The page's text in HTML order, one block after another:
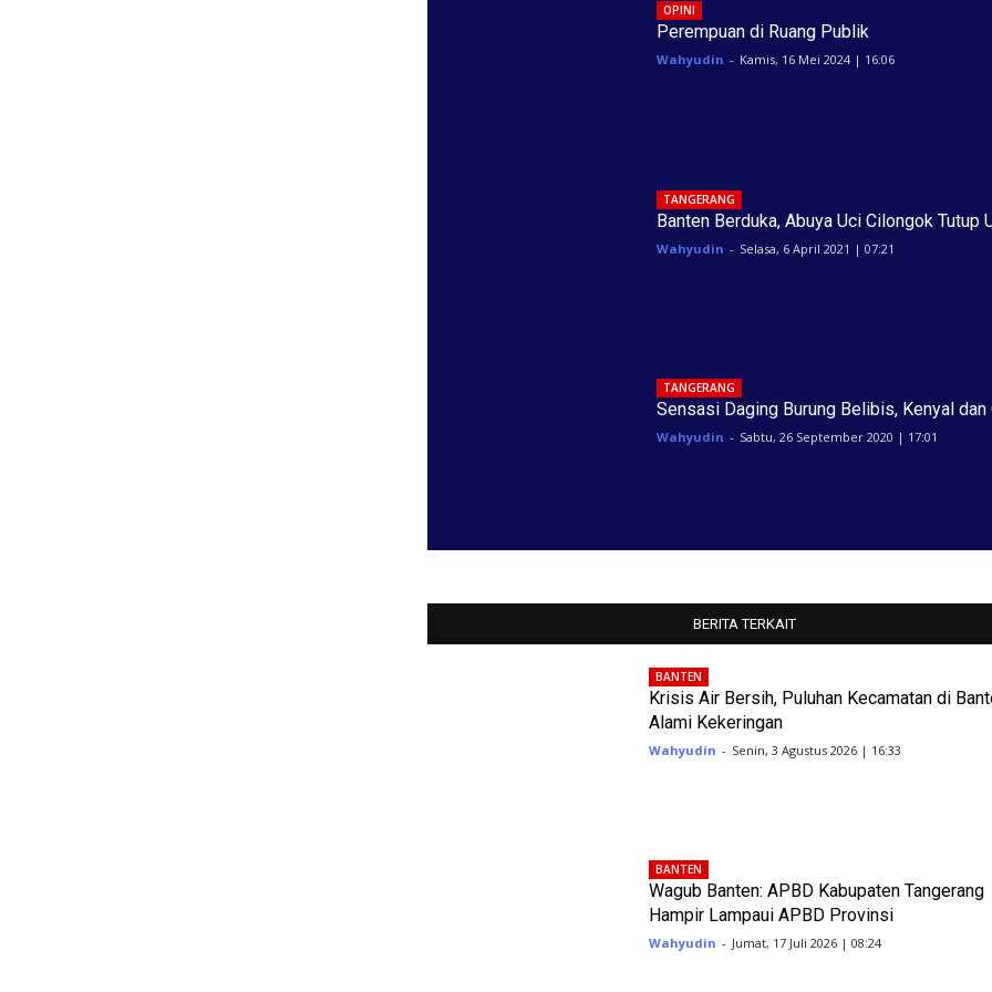
OPINI
Perempuan di Ruang Publik
Wahyudin - Kamis, 16 Mei 2024 | 16:06
TANGERANG
Banten Berduka, Abuya Uci Cilongok Tutup
Wahyudin - Selasa, 6 April 2021 | 07:21
TANGERANG
Sensasi Daging Burung Belibis, Kenyal dan
Wahyudin - Sabtu, 26 September 2020 | 17:01
BERITA TERKAIT
BANTEN
Krisis Air Bersih, Puluhan Kecamatan di
Alami Kekeringan
Wahyudin - Senin, 3 Agustus 2026 | 16:33
BANTEN
Wagub Banten: APBD Kabupaten Tangerang
Hampir Lampaui APBD Provinsi
Wahyudin - Jumat, 17 Juli 2026 | 08:24